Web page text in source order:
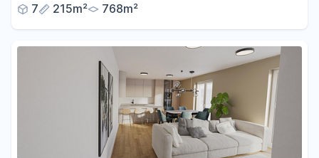
7
215m² 768m²